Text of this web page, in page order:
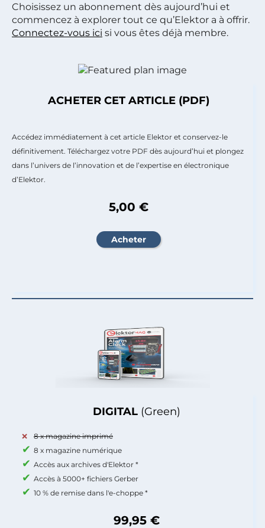
Choisissez un abonnement dès aujourd’hui et
commencez à explorer tout ce qu’Elektor a à offrir.
Connectez-vous ici si vous êtes déjà membre.
DIGITAL (Green)
8 x magazine imprimé
8 x magazine numérique
Accès aux archives d'Elektor *
Accès à 5000+ fichiers Gerber
10 % de remise dans l'e-choppe *
99,95 €
ACHETER CET ARTICLE (PDF)
Accédez immédiatement à cet article Elektor et conservez-le
définitivement. Téléchargez votre PDF dès aujourd’hui et plongez
dans l’univers de l’innovation et de l’expertise en électronique
d’Elektor.
5,00 €